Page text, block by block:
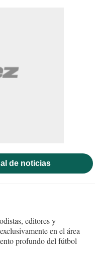
de noticias
editores y
en el área
profundo del fútbol